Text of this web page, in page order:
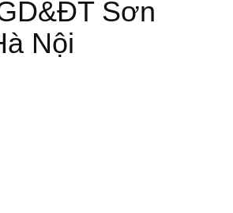
Sơn
Nội